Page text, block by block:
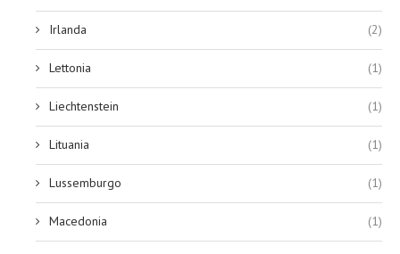
Irlanda (2)
Lettonia (1)
Liechtenstein (1)
Lituania (1)
Lussemburgo (1)
Macedonia (1)